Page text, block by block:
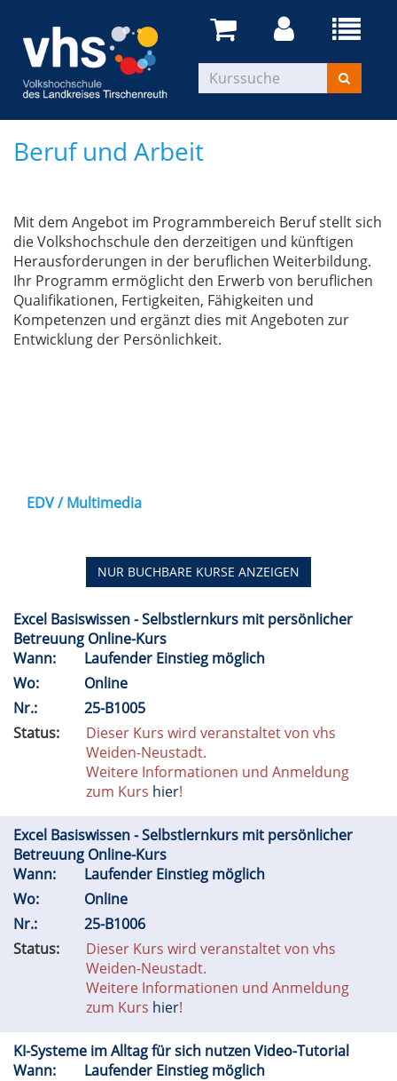
Beruf und Arbeit
Mit dem Angebot im Programmbereich Beruf stellt sich
die Volkshochschule den derzeitigen und künftigen
Herausforderungen in der beruflichen Weiterbildung.
Ihr Programm ermöglicht den Erwerb von beruflichen
Qualifikationen, Fertigkeiten, Fähigkeiten und
Kompetenzen und ergänzt dies mit Angeboten zur
Entwicklung der Persönlichkeit.
EDV / Multimedia
NUR BUCHBARE KURSE ANZEIGEN
Excel Basiswissen - Selbstlernkurs mit persönlicher
Betreuung Online-Kurs
Wann:
Laufender Einstieg möglich
Wo:
Online
Nr.:
25-B1005
Status:
Dieser Kurs wird veranstaltet von vhs
Weiden-Neustadt.
Weitere Informationen und Anmeldung
zum Kurs hier!
Excel Basiswissen - Selbstlernkurs mit persönlicher
Betreuung Online-Kurs
Wann:
Laufender Einstieg möglich
Wo:
Online
Nr.:
25-B1006
Status:
Dieser Kurs wird veranstaltet von vhs
Weiden-Neustadt.
Weitere Informationen und Anmeldung
zum Kurs hier!
KI-Systeme im Alltag für sich nutzen Video-Tutorial
Wann:
Laufender Einstieg möglich